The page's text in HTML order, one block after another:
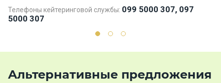
Телефоны кейтеринговой службы: 099 5000 307, 097
5000 307
Альтернативные предложения